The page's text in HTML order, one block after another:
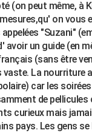
(on peut même, à
on vous
"Suzani"
avoir un guide (en
(sans être
La nourriture
car les
de pellicules
curieux mais
pays. Les gens